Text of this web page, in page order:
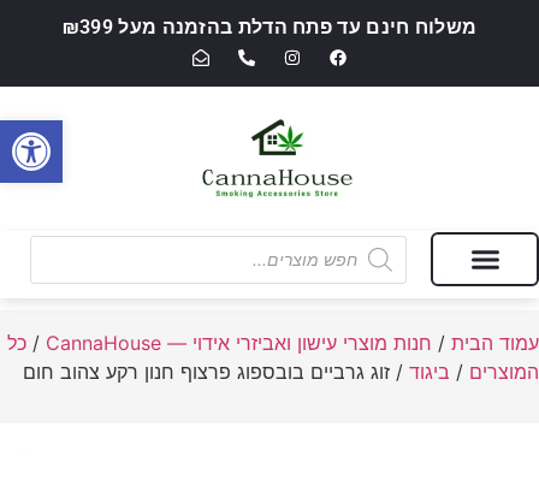
משלוח חינם עד פתח הדלת בהזמנה מעל ₪399
עמוד הבית / חנות מוצרי עישון ואביזרי אידוי — CannaHouse / כל
המוצרים / ביגוד / זוג גרביים בובספוג פרצוף חנון רקע צהוב חום
פתח